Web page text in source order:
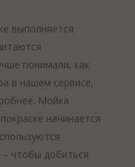
выполняется
понимали, как
в нашем сервисе,
Мойка
начинается
чтобы добиться